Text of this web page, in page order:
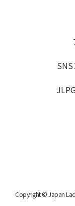
Copyright © Japan